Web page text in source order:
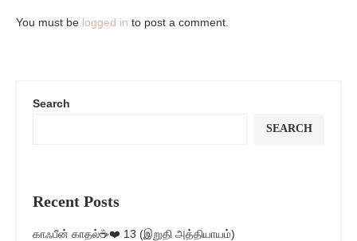
You must be logged in to post a comment.
Search
SEARCH
Recent Posts
காஃபீன் காதல்☕❤️ 13 (இறுதி அத்தியாயம்)